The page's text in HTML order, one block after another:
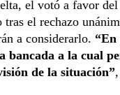
el votó a favor
el rechazo
a considerarlo. “En
bancada a la cual
de la situación”